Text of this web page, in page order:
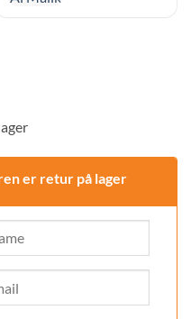
er retur på lager